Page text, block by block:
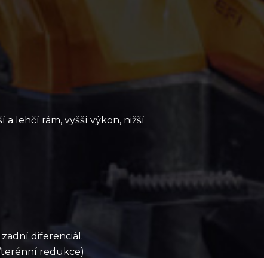
a lehčí rám, vyšší výkon, nižší
diferenciál.
redukce)